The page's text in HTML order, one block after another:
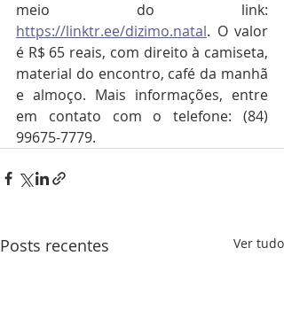
https://linktr.ee/dizimo.natal. O valor
é R$ 65 reais, com direito à camiseta,
material do encontro, café da manhã
e almoço. Mais informações, entre
em contato com o telefone: (84)
99675-7779.
Posts recentes Ver tudo